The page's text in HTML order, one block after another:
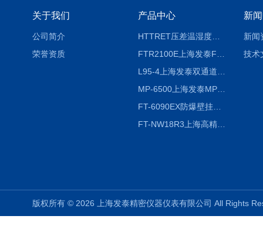
关于我们
公司简介
荣誉资质
产品中心
HTTRET压差温湿度显示屏
MP-6500上海发泰MP-6500 压力记录器
FT-6090EX防爆壁挂式沼气分析检测仪
FT-NW18R3上海高精度温度记录仪
新
新闻
技术
版权所有 © 2026 上海发泰精密仪器仪表有限公司 All